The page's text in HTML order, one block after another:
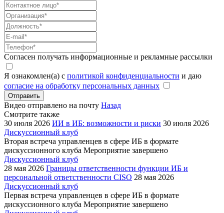
Согласен получать информационные и рекламные рассылки
Я ознакомлен(а) с политикой конфиденциальности и даю
согласие на обработку персональных данных
Отправить
Видео отправлено на почту Назад
Смотрите также
30 июля 2026 ИИ в ИБ: возможности и риски 30 июля 2026
Дискуссионный клуб
Вторая встреча управленцев в сфере ИБ в формате
дискуссионного клуба Мероприятие завершено
Дискуссионный клуб
28 мая 2026 Границы ответственности функции ИБ и
персональной ответственности CISO 28 мая 2026
Дискуссионный клуб
Первая встреча управленцев в сфере ИБ в формате
дискуссионного клуба Мероприятие завершено